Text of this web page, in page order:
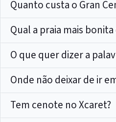
Quanto custa o Gran
Qual a praia mais
O que quer dizer a
Onde não deixar de ir
Tem cenote no Xcaret?